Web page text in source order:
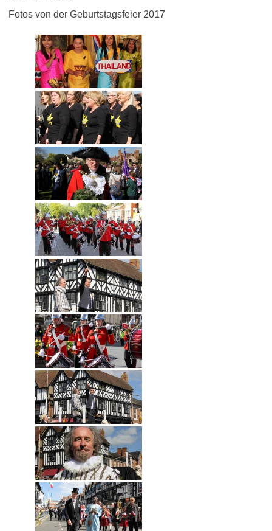
Fotos von der Geburtstagsfeier 2017